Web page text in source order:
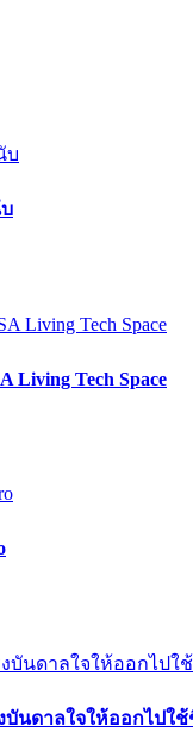
Tech Space
บันดาลใจให้ออกไปใ